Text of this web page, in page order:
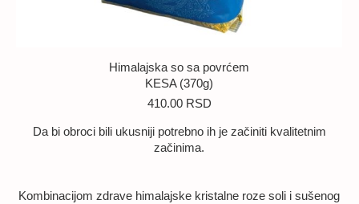
Himalajska so sa povrćem
KESA (370g)
410.00 RSD
Da bi obroci bili ukusniji potrebno ih je začiniti kvalitetnim
začinima.
Kombinacijom zdrave himalajske kristalne roze soli i sušenog